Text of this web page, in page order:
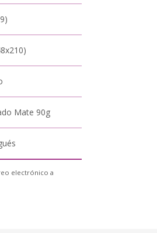
Mate 90g
electrónico a